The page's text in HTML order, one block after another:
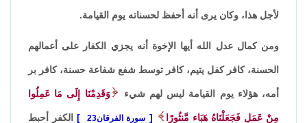
لأجل هذا، وكان يرى أنه أحفظ لحسناته يوم القيامة.
ومن كمال عدل الله أيها الإخوة أنه يجزي الكفار على أعمالهم
الحسنة، كافر كفل يتيم، كافر توسط شفع شفاعة حسنة، كافر بر
أمه، هؤلاء يوم القيامة ليس لهم شيء وَقَدِمْنَا إِلَى مَا عَمِلُوا
مِنْ عَمَلٍ فَجَعَلْنَاهُ هَبَاء مَّنثُورًا سورة الفرقان23 الكفر أحبط